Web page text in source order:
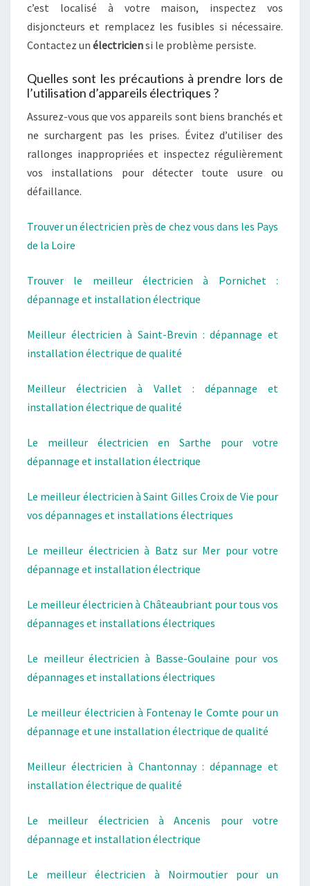
c’est localisé à votre maison, inspectez vos
disjoncteurs et remplacez les fusibles si nécessaire.
Contactez un électriciensi le problème persiste.
Quelles sont les précautions à prendre lors de
l’utilisation d’appareils électriques ?
Assurez-vous que vos appareils sont biens branchés et
ne surchargent pas les prises. Évitez d’utiliser des
rallonges inappropriées et inspectez régulièrement
vos installations pour détecter toute usure ou
défaillance.
Trouver un électricien près de chez vous dans les Pays
de la Loire
Trouver le meilleur électricien à Pornichet :
dépannage et installation électrique
Meilleur électricien à Saint-Brevin : dépannage et
installation électrique de qualité
Meilleur électricien à Vallet : dépannage et
installation électrique de qualité
Le meilleur électricien en Sarthe pour votre
dépannage et installation électrique
Le meilleur électricien à Saint Gilles Croix de Vie pour
vos dépannages et installations électriques
Le meilleur électricien à Batz sur Mer pour votre
dépannage et installation électrique
Le meilleur électricien à Châteaubriant pour tous vos
dépannages et installations électriques
Le meilleur électricien à Basse-Goulaine pour vos
dépannages et installations électriques
Le meilleur électricien à Fontenay le Comte pour un
dépannage et une installation électrique de qualité
Meilleur électricien à Chantonnay : dépannage et
installation électrique de qualité
Le meilleur électricien à Ancenis pour votre
dépannage et installation électrique
Le meilleur électricien à Noirmoutier pour un